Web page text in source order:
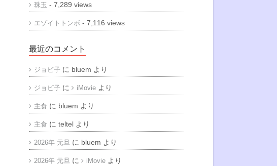
珠玉 - 7,289 views
エゾイトトンボ - 7,116 views
最近のコメント
ジョビ子 に bluem より
ジョビ子 に iMovie より
主食 に bluem より
主食 にteltel より
2026年 元旦 に bluem より
2026年 元旦 に iMovie より